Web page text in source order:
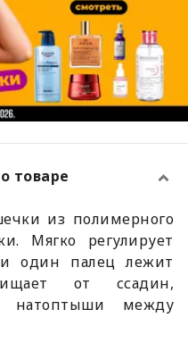
товаре
из полимерного
Мягко регулирует
один палец лежит
от ссадин,
натоптыши между